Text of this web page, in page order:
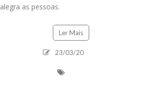
alegra as pessoas.
Ler Mais
23/03/20